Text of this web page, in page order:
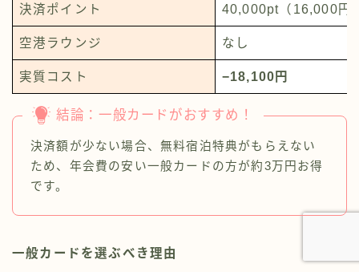
決済ポイント 40,000pt（16,000円
空港ラウンジ なし
実質コスト −18,100円
結論：一般カードがおすすめ！
決済額が少ない場合、無料宿泊特典がもらえない
ため、年会費の安い一般カードの方が約3万円お得
です。
一般カードを選ぶべき理由